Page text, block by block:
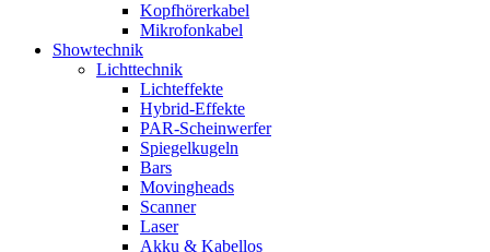
Kopfhörerkabel
Mikrofonkabel
Showtechnik
Lichttechnik
Lichteffekte
Hybrid-Effekte
PAR-Scheinwerfer
Spiegelkugeln
Bars
Movingheads
Scanner
Laser
Akku & Kabellos